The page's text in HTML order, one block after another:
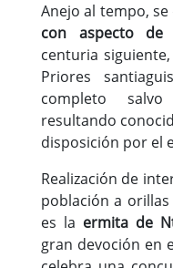
Anejo al tempo,
con aspecto de
centuria
Priores
completo
resultando
disposición por el
Realización de
población a
es la ermita de
gran devoción en